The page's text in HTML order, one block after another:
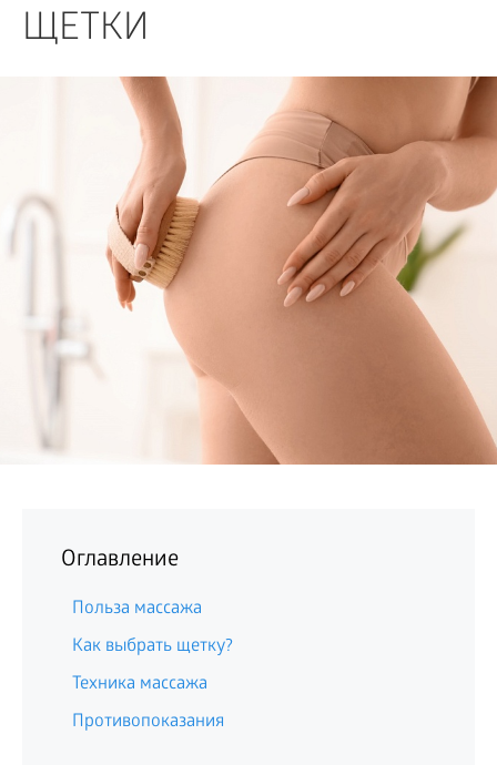
ЩЕТКИ
Оглавление
Польза массажа
Как выбрать щетку?
Техника массажа
Противопоказания
ДОМ
КАК?